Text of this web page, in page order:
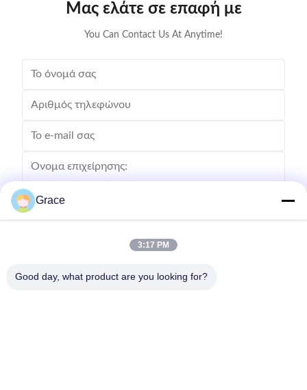
Μας ελάτε σε επαφή με
You Can Contact Us At Anytime!
Στείλετε
Grace
3:17 PM
Good day, what product are you looking for?